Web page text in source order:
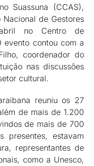
Suassuna (CCAS),
de Gestores
no Centro de
evento contou com a
coordenador do
nas discussões
cultural.
reuniu os 27
de mais de 1.200
de mais de 700
presentes, estavam
representantes de
como a Unesco,